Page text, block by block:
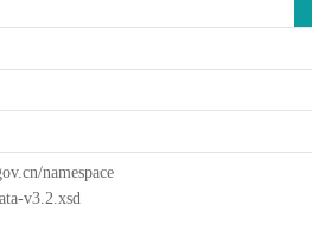
namespace
v3.2.xsd